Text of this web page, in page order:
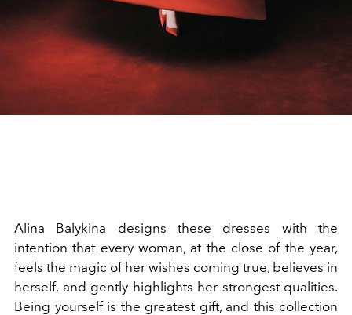
Alina Balykina designs these dresses with the
intention that every woman, at the close of the year,
feels the magic of her wishes coming true, believes in
herself, and gently highlights her strongest qualities.
Being yourself is the greatest gift, and this collection